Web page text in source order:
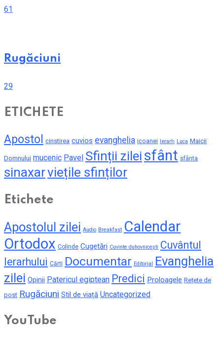
61
Rugăciuni
29
ETICHETE
Apostol cinstirea cuvios evanghelia icoanei Ierarh Luca Maicii
Domnului mucenic Pavel Sfinții zilei sfânt sfânta
sinaxarviețile sfinților
Etichete
Apostolul zilei Audio Breakfast Calendar
Ortodox Colinde Cugetări Cuvinte duhovnicești Cuvântul
Ierarhului Cărți Documentar Editorial Evanghelia
zilei Opinii Patericul egiptean Predici Proloagele Rețete de
post Rugăciuni Stil de viață Uncategorized
YouTube